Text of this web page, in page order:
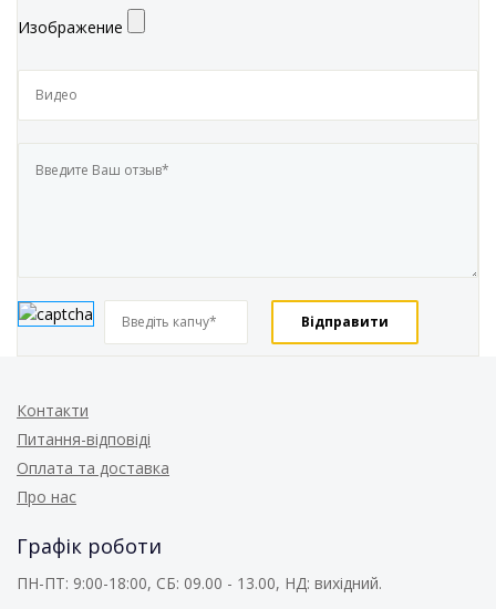
Изображение
Контакти
Питання-відповіді
Оплата та доставка
Про нас
Графік роботи
ПН-ПТ: 9:00-18:00, СБ: 09.00 - 13.00, НД: вихідний.